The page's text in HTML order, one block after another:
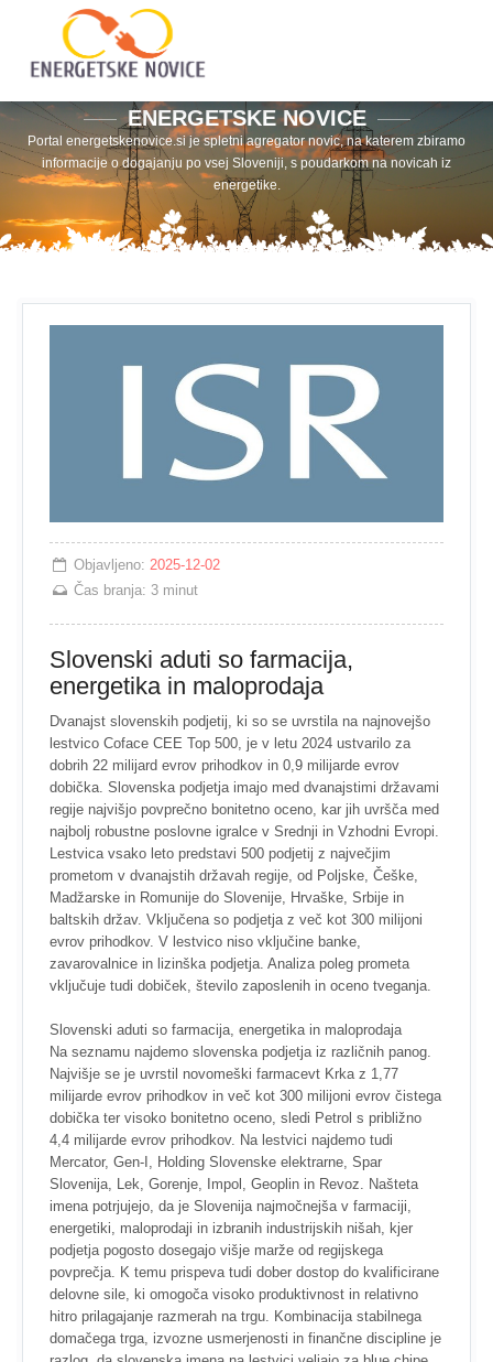
ENERGETSKE NOVICE
Portal energetskenovice.si je spletni agregator novic, na katerem zbiramo
informacije o dogajanju po vsej Sloveniji, s poudarkom na novicah iz
energetike.
Objavljeno:2025-12-02
Čas branja: 3 minut
Slovenski aduti so farmacija,
energetika in maloprodaja
Dvanajst slovenskih podjetij, ki so se uvrstila na najnovejšo
lestvico Coface CEE Top 500, je v letu 2024 ustvarilo za
dobrih 22 milijard evrov prihodkov in 0,9 milijarde evrov
dobička. Slovenska podjetja imajo med dvanajstimi državami
regije najvišjo povprečno bonitetno oceno, kar jih uvršča med
najbolj robustne poslovne igralce v Srednji in Vzhodni Evropi.
Lestvica vsako leto predstavi 500 podjetij z največjim
prometom v dvanajstih državah regije, od Poljske, Češke,
Madžarske in Romunije do Slovenije, Hrvaške, Srbije in
baltskih držav. Vključena so podjetja z več kot 300 milijoni
evrov prihodkov. V lestvico niso vključine banke,
zavarovalnice in lizinška podjetja. Analiza poleg prometa
vključuje tudi dobiček, število zaposlenih in oceno tveganja.
Slovenski aduti so farmacija, energetika in maloprodaja
Na seznamu najdemo slovenska podjetja iz različnih panog.
Najvišje se je uvrstil novomeški farmacevt Krka z 1,77
milijarde evrov prihodkov in več kot 300 milijoni evrov čistega
dobička ter visoko bonitetno oceno, sledi Petrol s približno
4,4 milijarde evrov prihodkov. Na lestvici najdemo tudi
Mercator, Gen-I, Holding Slovenske elektrarne, Spar
Slovenija, Lek, Gorenje, Impol, Geoplin in Revoz. Našteta
imena potrjujejo, da je Slovenija najmočnejša v farmaciji,
energetiki, maloprodaji in izbranih industrijskih nišah, kjer
podjetja pogosto dosegajo višje marže od regijskega
povprečja. K temu prispeva tudi dober dostop do kvalificirane
delovne sile, ki omogoča visoko produktivnost in relativno
hitro prilagajanje razmerah na trgu. Kombinacija stabilnega
domačega trga, izvozne usmerjenosti in finančne discipline je